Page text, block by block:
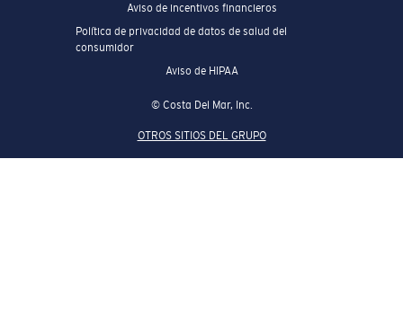
Aviso de incentivos financieros
Política de privacidad de datos de salud del
consumidor
Aviso de HIPAA
© Costa Del Mar, Inc.
OTROS SITIOS DEL GRUPO